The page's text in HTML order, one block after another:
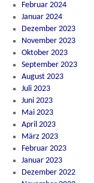
Februar 2024
Januar 2024
Dezember 2023
November 2023
Oktober 2023
September 2023
August 2023
Juli 2023
Juni 2023
Mai 2023
April 2023
März 2023
Februar 2023
Januar 2023
Dezember 2022